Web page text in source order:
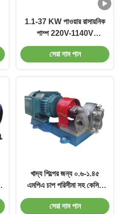
1.1-37 KW পাওয়ার রাসায়নিক
পাম্প 220V-1140V
স্টেইনলেস স্টীল উপর ভোল্টেজ
উপাদান সঙ্গে
সেরা দাম পান
খাদ্য শিল্পের জন্য ০.৬-১.৪৫
এমপিএ চাপ পরিসীমা সহ কেসিবি
স্টেইনলেস স্টিল গিয়ার তেল পাম্প
সেরা দাম পান